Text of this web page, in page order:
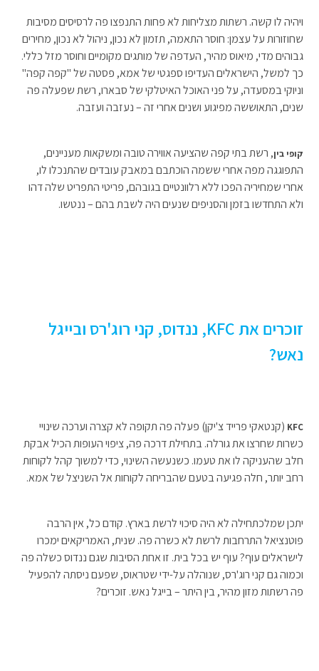
ויהיה לו קשה. רשתות מצליחות לא פחות התנפצו פה לרסיסים מסיבות
שחוזורות על עצמן: חוסר התאמה, תזמון לא נכון, ניהול לא נכון, מחירים
גבוהים מדי, מיאוס מהיר, העדפה של מותגים מקומיים וחוסר מזל כללי.
כך למשל, הישראלים העדיפו ספגטי של אמא, פסטה של "קפה קפה"
וניוקי במסעדה, על פני האוכל האיטלקי של סבארו, רשת שפעלה פה
שנים, התאוששה מפיגוע ושנים אחרי זה – נעזבה ועזבה.
קופי בין, רשת בתי קפה שהציעה אווירה טובה ומשקאות מעניינים,
התפוגגה מפה אחרי ששמה הוכתבם במאבק עובדים שהתנכלו לו,
אחרי שמחיריה הפכו ללא רלוונטיים בגובהם, פריטי התפריט שלה דהו
ולא התחדשו בזמן והסניפים שנעים היה לשבת בהם – ננטשו.
זוכרים את KFC, ננדוס, קני רוג'רס ובייגל
נאש?
KFC (קנטאקי פרייד צ'יקן) פעלה פה תקופה לא קצרה וערכה שינויי
כשרות שחרצו את גורלה. בתחילת דרכה פה, ציפוי העופות הכיל אבקת
חלב שהעניקה לו את טעמו. כשנעשה השינוי, כדי למשוך קהל לקוחות
רחב יותר, חלה פגיעה בטעם שהבריחה לקוחות אל השניצל של אמא.
יתכן שמלכתחילה לא היה סיכוי לרשת בארץ. קודם כל, אין הרבה
פוטנציאל התרחבות לרשת לא כשרה פה. שנית, האמריקאים ימכרו
לישראלים עוף? עוף יש בכל בית. זו אחת הסיבות שגם ננדוס כשלה פה
וכמוה גם קני רוג'רס, שנוהלה על-ידי שטראוס, שפעם ניסתה להפעיל
פה רשתות מזון מהיר, בין היתר – בייגל נאש. זוכרים?